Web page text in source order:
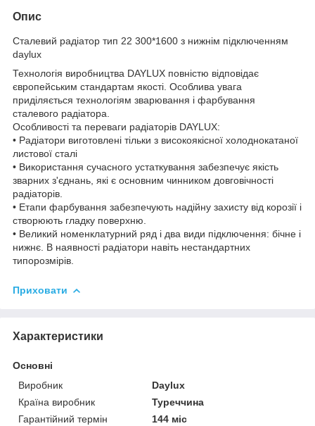
Опис
Сталевий радіатор тип 22 300*1600 з нижнім підключенням
daylux
Технологія виробництва DAYLUX повністю відповідає
європейським стандартам якості. Особлива увага
приділяється технологіям зварювання і фарбування
сталевого радіатора.
Особливості та переваги радіаторів DAYLUX:
• Радіатори виготовлені тільки з високоякісної холоднокатаної
листової сталі
• Використання сучасного устаткування забезпечує якість
зварних з'єднань, які є основним чинником довговічності
радіаторів.
• Етапи фарбування забезпечують надійну захисту від корозії і
створюють гладку поверхню.
• Великий номенклатурний ряд і два види підключення: бічне і
нижнє. В наявності радіатори навіть нестандартних
типорозмірів.
Приховати
Характеристики
Основні
Виробник
Daylux
Країна виробник
Туреччина
Гарантійний термін
144 міс